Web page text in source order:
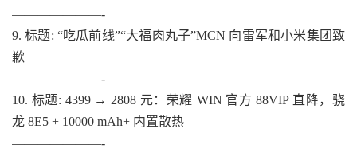
———————-
9. 标题: “吃瓜前线”“大福肉丸子”MCN 向雷军和小米集团致
歉
———————-
10. 标题: 4399 → 2808 元：荣耀 WIN 官方 88VIP 直降，骁
龙 8E5 + 10000 mAh+ 内置散热
———————-